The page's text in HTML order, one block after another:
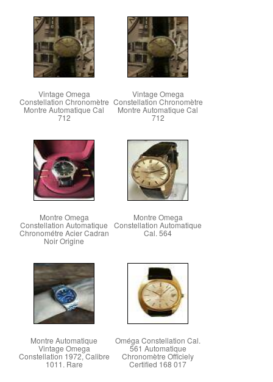
Vintage Omega
Constellation Chronomètre
Montre Automatique Cal
712
Vintage Omega
Constellation Chronomètre
Montre Automatique Cal
712
Montre Omega
Constellation Automatique
Chronométre Acier Cadran
Noir Origine
Montre Omega
Constellation Automatique
Cal. 564
Montre Automatique
Vintage Omega
Constellation 1972, Calibre
1011. Rare
Oméga Constellation Cal.
561 Automatique
Chronomètre Officiely
Certified 168 017